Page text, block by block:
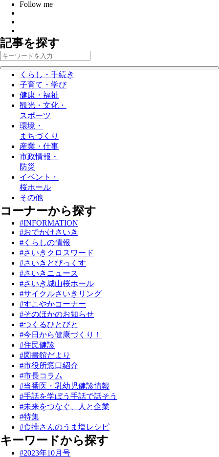
Follow me
記事を探す
くらし・手続き
子育て・学び
健康・福祉
観光・文化・
スポーツ
環境・
まちづくり
産業・仕事
市政情報・
防災
イベント・
桜ホール
その他
コーナーから探す
#INFORMATION
#おでかけさいき
#くらしの情報
#さいきクロスワード
#さいきとぴっくす
#さいきニュース
#さいき城山桜ホール
#サイクルさいきリング
#すこやかコーナー
#そのほかのお知らせ
#つくるひとびと
#今日から健康づくり！
#住民健診
#図書館だより
#市役所窓口紹介
#市長コラム
#当番医・乳幼児健診情報
#手話を学ぼう手話で話そう
#未来をつなぐ、人と企業
#特集
#食推さんのうま塩レシピ
キーワードから探す
#2023年10月号